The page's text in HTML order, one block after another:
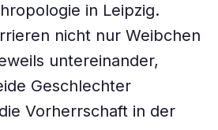
in Leipzig.
nicht nur Weibchen
untereinander,
Geschlechter
Vorherrschaft in der